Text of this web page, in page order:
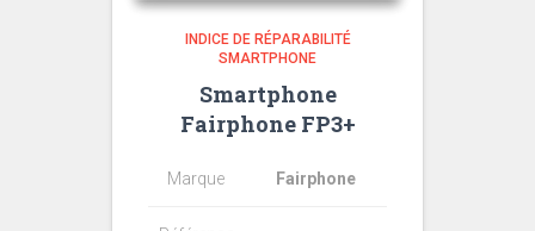
INDICE DE RÉPARABILITÉ
SMARTPHONE
Smartphone
Fairphone FP3+
Marque Fairphone